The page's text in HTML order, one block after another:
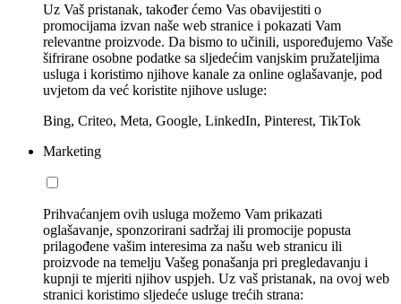
Uz Vaš pristanak, također ćemo Vas obavijestiti o
promocijama izvan naše web stranice i pokazati Vam
relevantne proizvode. Da bismo to učinili, uspoređujemo Vaše
šifrirane osobne podatke sa sljedećim vanjskim pružateljima
usluga i koristimo njihove kanale za online oglašavanje, pod
uvjetom da već koristite njihove usluge:
Bing, Criteo, Meta, Google, LinkedIn, Pinterest, TikTok
Marketing
Prihvaćanjem ovih usluga možemo Vam prikazati
oglašavanje, sponzorirani sadržaj ili promocije popusta
prilagođene vašim interesima za našu web stranicu ili
proizvode na temelju Vašeg ponašanja pri pregledavanju i
kupnji te mjeriti njihov uspjeh. Uz vaš pristanak, na ovoj web
stranici koristimo sljedeće usluge trećih strana: